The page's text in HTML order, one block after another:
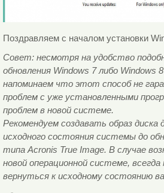
Поздравляем с началом установки
Совет: несмотря на удобство
обновления Windows 7 либо Windows
напоминаем что этот способ не
проблем с уже установленными
проблем в новой системе.
Рекомендуем создавать образ диска
исходного состояния системы до
типа Acronis True Image. В случае
новой операционной системе,
вернуться к исходному состоянию